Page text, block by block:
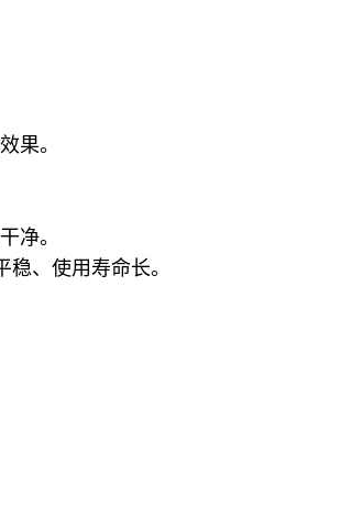
果。
净。
、使用寿命长。